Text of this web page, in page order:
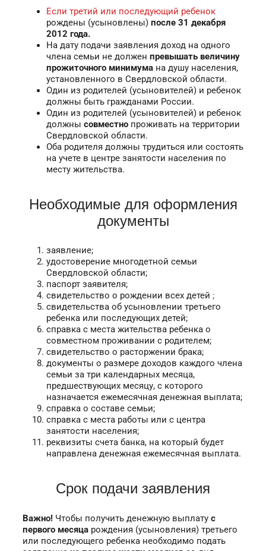
Если третий или последующий ребенок
рождены (усыновлены) после 31 декабря
2012 года.
На дату подачи заявления доход на одного
члена семьи не должен превышать величину
прожиточного минимума на душу населения,
установленного в Свердловской области.
Один из родителей (усыновителей) и ребенок
должны быть гражданами России.
Один из родителей (усыновителей) и ребенок
должны совместно проживать на территории
Свердловской области.
Оба родителя должны трудиться или состоять
на учете в центре занятости населения по
месту жительства.
Необходимые для оформления
документы
заявление;
удостоверение многодетной семьи
Свердловской области;
паспорт заявителя;
свидетельство о рождении всех детей ;
свидетельства об усыновлении третьего
ребенка или последующих детей;
справка с места жительства ребенка о
совместном проживании с родителем;
свидетельство о расторжении брака;
документы о размере доходов каждого члена
семьи за три календарных месяца,
предшествующих месяцу, с которого
назначается ежемесячная денежная выплата;
справка о составе семьи;
справка с места работы или с центра
занятости населения;
реквизиты счета банка, на который будет
направлена денежная ежемесячная выплата.
Срок подачи заявления
Важно! Чтобы получить денежную выплату с
первого месяца рождения (усыновления) третьего
или последующего ребенка необходимо подать